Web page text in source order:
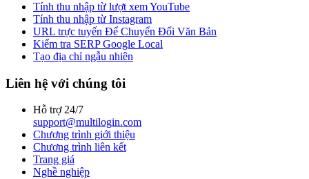
Tính thu nhập từ lượt xem YouTube
Tính thu nhập từ Instagram
URL trực tuyến Để Chuyển Đổi Văn Bản
Kiểm tra SERP Google Local
Tạo địa chỉ ngẫu nhiên
Liên hệ với chúng tôi
Hỗ trợ 24/7
support@multilogin.com
Chương trình giới thiệu
Chương trình liên kết
Trang giá
Nghề nghiệp